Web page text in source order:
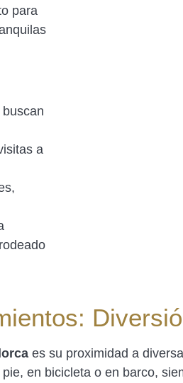
para
a
es su proximidad a
en bicicleta o en barco,